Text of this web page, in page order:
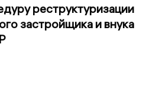
реструктуризации
застройщика и внука